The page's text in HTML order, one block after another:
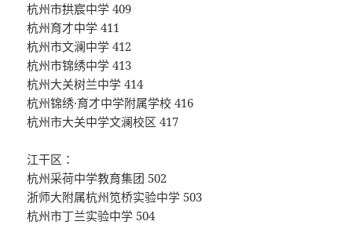
杭州市拱宸中学 409
杭州育才中学 411
杭州市文澜中学 412
杭州市锦绣中学 413
杭州大关树兰中学 414
杭州锦绣·育才中学附属学校 416
杭州市大关中学文澜校区 417
江干区：
杭州采荷中学教育集团 502
浙师大附属杭州笕桥实验中学 503
杭州市丁兰实验中学 504